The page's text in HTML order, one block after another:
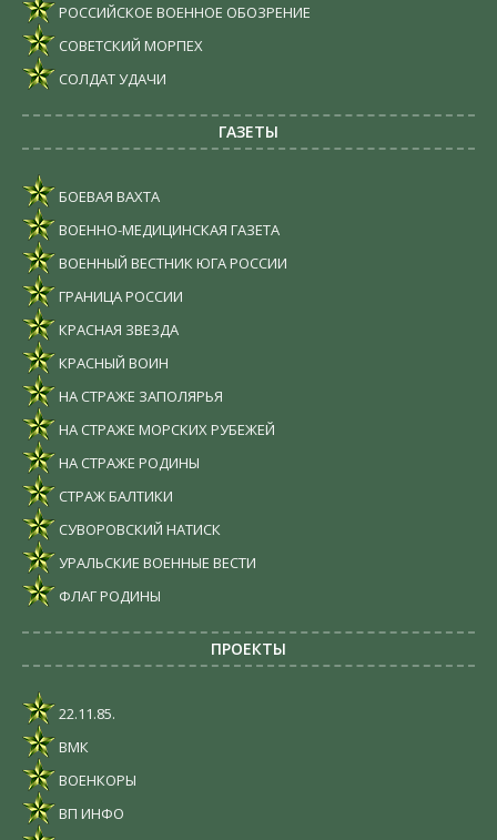
РОССИЙСКОЕ ВОЕННОЕ ОБОЗРЕНИЕ
СОВЕТСКИЙ МОРПЕХ
СОЛДАТ УДАЧИ
ГАЗЕТЫ
БОЕВАЯ ВАХТА
ВОЕННО-МЕДИЦИНСКАЯ ГАЗЕТА
ВОЕННЫЙ ВЕСТНИК ЮГА РОССИИ
ГРАНИЦА РОССИИ
КРАСНАЯ ЗВЕЗДА
КРАСНЫЙ ВОИН
НА СТРАЖЕ ЗАПОЛЯРЬЯ
НА СТРАЖЕ МОРСКИХ РУБЕЖЕЙ
НА СТРАЖЕ РОДИНЫ
СТРАЖ БАЛТИКИ
СУВОРОВСКИЙ НАТИСК
УРАЛЬСКИЕ ВОЕННЫЕ ВЕСТИ
ФЛАГ РОДИНЫ
ПРОЕКТЫ
22.11.85.
ВМК
ВОЕНКОРЫ
ВП ИНФО